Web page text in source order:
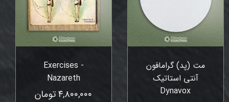
مت (پد) گرامافون
آنتی استاتیک
Dynavox
Exercises -
Nazareth
۴,۸۰۰,۰۰۰ تومان